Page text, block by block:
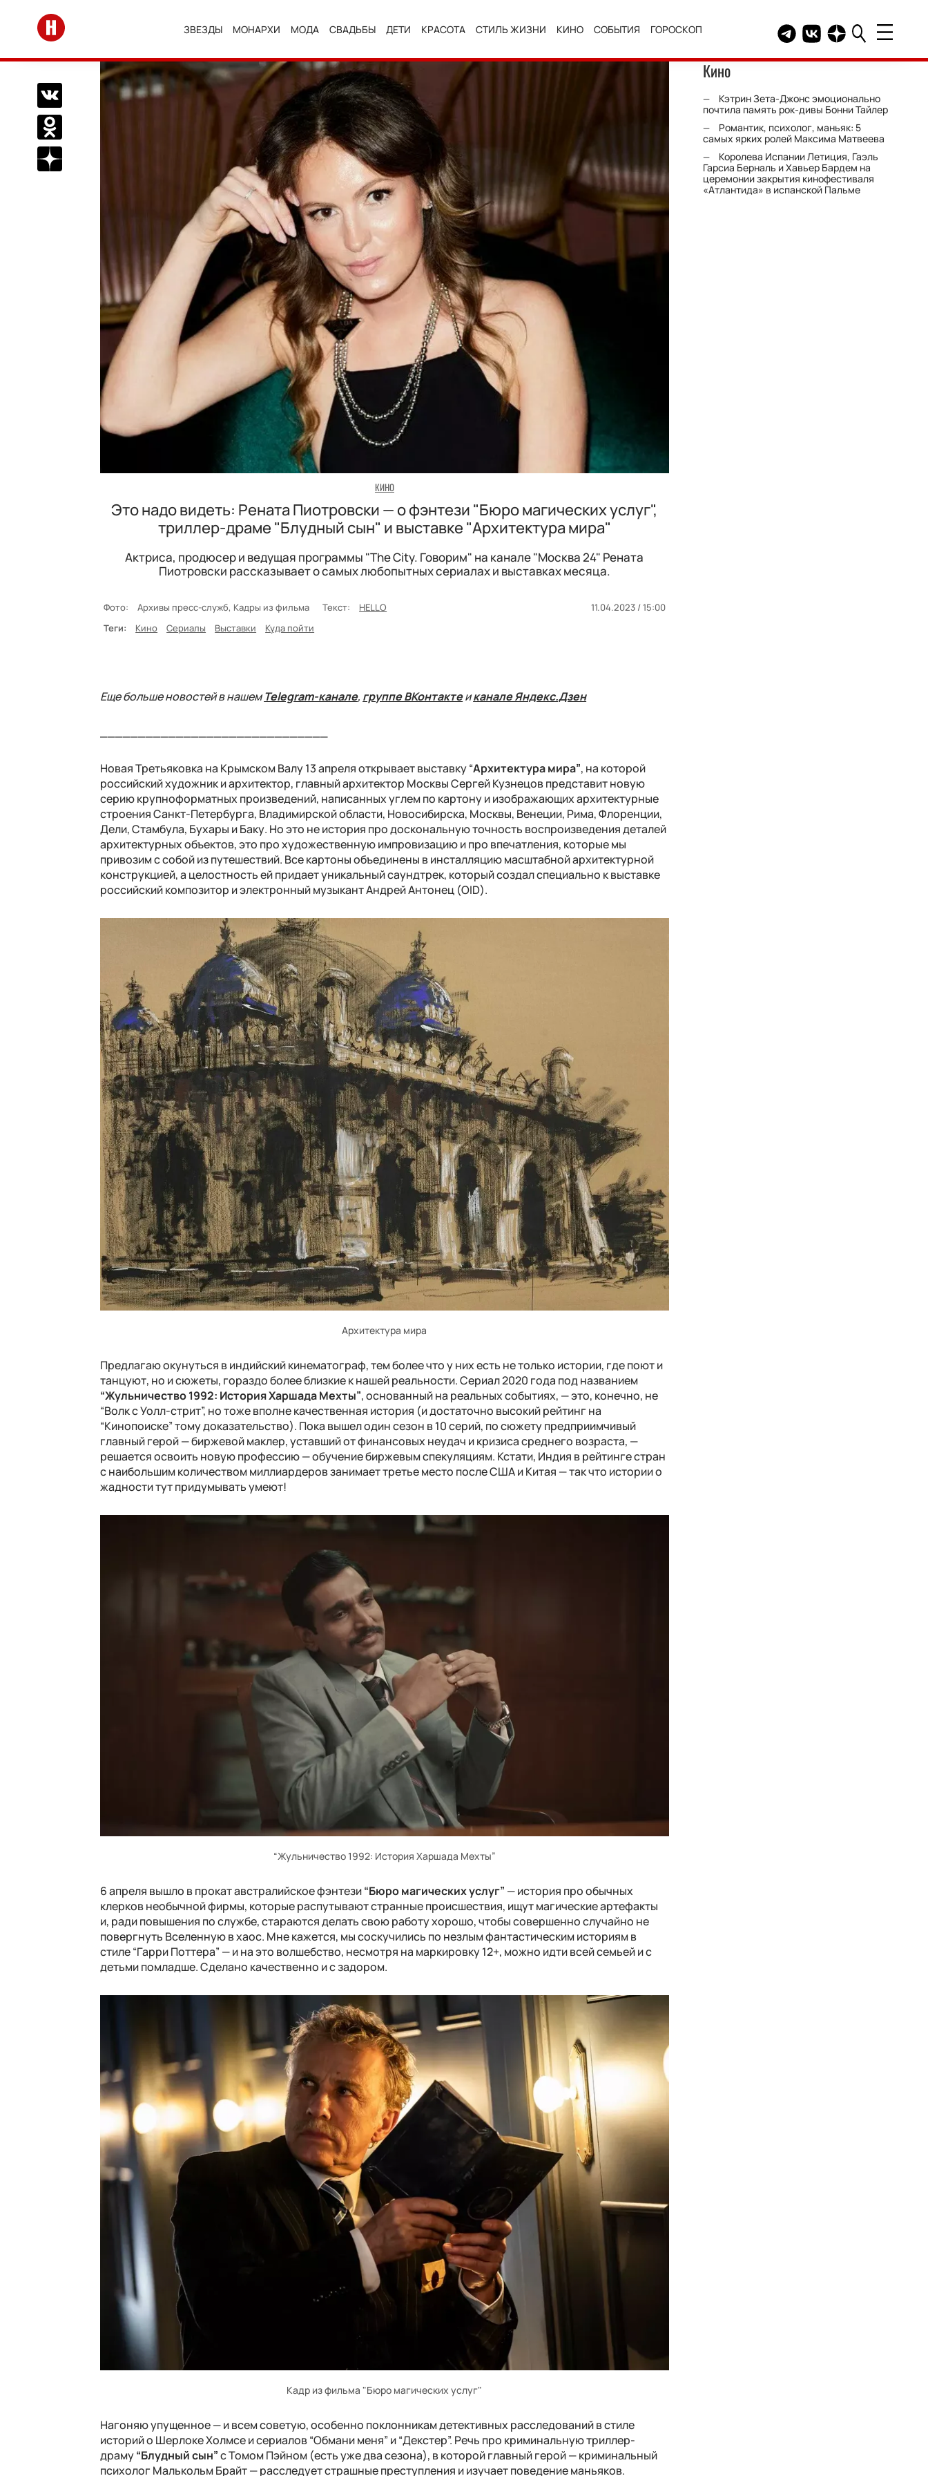
Перейти на главную
ЗВЕЗДЫ МОНАРХИ МОДА СВАДЬБЫ ДЕТИ КРАСОТА СТИЛЬ ЖИЗНИ КИНО СОБЫТИЯ ГОРОСКОП Telegram канал HELLO
Группа HELLO
Канал HELLO в
Поделиться Вконтакте
Поделиться в Одноклассниках
Подписаться на нас в Дзен
КИНО
Это надо видеть: Рената Пиотровски — о фэнтези "Бюро магических услуг",
триллер-драме "Блудный сын" и выставке "Архитектура мира"
Актриса, продюсер и ведущая программы "The City. Говорим" на канале "Москва 24" Рената
Пиотровски рассказывает о самых любопытных сериалах и выставках месяца.
Фото: Архивы пресс-служб, Кадры из фильма Текст: HELLO
11.04.2023 / 15:00
Теги:
Кино Сериалы Выставки Куда пойти
Еще больше новостей в нашемTelegram-канале, группе ВКонтактеиканале Яндекс.Дзен
Новая Третьяковка на Крымском Валу 13 апреля открывает выставку “Архитектура мира”, на которой
российский художник и архитектор, главный архитектор Москвы Сергей Кузнецов представит новую
серию крупноформатных произведений, написанных углем по картону и изображающих архитектурные
строения Санкт-Петербурга, Владимирской области, Новосибирска, Москвы, Венеции, Рима, Флоренции,
Дели, Стамбула, Бухары и Баку. Но это не история про доскональную точность воспроизведения деталей
архитектурных объектов, это про художественную импровизацию и про впечатления, которые мы
привозим с собой из путешествий. Все картоны объединены в инсталляцию масштабной архитектурной
конструкцией, а целостность ей придает уникальный саундтрек, который создал специально к выставке
российский композитор и электронный музыкант Андрей Антонец (OID).
Архитектура мира
Предлагаю окунуться в индийский кинематограф, тем более что у них есть не только истории, где поют и
танцуют, но и сюжеты, гораздо более близкие к нашей реальности. Сериал 2020 года под названием
“Жульничество 1992: История Харшада Мехты”, основанный на реальных событиях, — это, конечно, не
“Волк с Уолл-стрит”, но тоже вполне качественная история (и достаточно высокий рейтинг на
“Кинопоиске” тому доказательство). Пока вышел один сезон в 10 серий, по сюжету предприимчивый
главный герой — биржевой маклер, уставший от финансовых неудач и кризиса среднего возраста, —
решается освоить новую профессию — обучение биржевым спекуляциям. Кстати, Индия в рейтинге стран
с наибольшим количеством миллиардеров занимает третье место после США и Китая — так что истории о
жадности тут придумывать умеют!
“Жульничество 1992: История Харшада Мехты”
6 апреля вышло в прокат австралийское фэнтези“Бюро магических услуг” — история про обычных
клерков необычной фирмы, которые распутывают странные происшествия, ищут магические артефакты
и, ради повышения по службе, стараются делать свою работу хорошо, чтобы совершенно случайно не
повергнуть Вселенную в хаос. Мне кажется, мы соскучились по незлым фантастическим историям в
стиле “Гарри Поттера” — и на это волшебство, несмотря на маркировку 12+, можно идти всей семьей и с
детьми помладше. Сделано качественно и с задором.
Кадр из фильма "Бюро магических услуг"
Нагоняю упущенное — и всем советую, особенно поклонникам детективных расследований в стиле
историй о Шерлоке Холмсе и сериалов “Обмани меня” и “Декстер”. Речь про криминальную триллер-
драму“Блудный сын”с Томом Пэйном (есть уже два сезона), в которой главный герой — криминальный
психолог Малькольм Брайт — расследует страшные преступления и изучает поведение маньяков.
Кино
Кэтрин Зета-Джонс эмоционально
почтила память рок-дивы Бонни Тайлер
Романтик, психолог, маньяк: 5
самых ярких ролей Максима Матвеева
Королева Испании Летиция, Гаэль
Гарсиа Берналь и Хавьер Бардем на
церемонии закрытия кинофестиваля
«Атлантида» в испанской Пальме